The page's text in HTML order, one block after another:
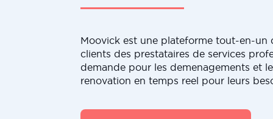
Moovick est une plateforme tout-en-un
clients des prestataires de services
demande pour les demenagements et
renovation en temps reel pour leurs